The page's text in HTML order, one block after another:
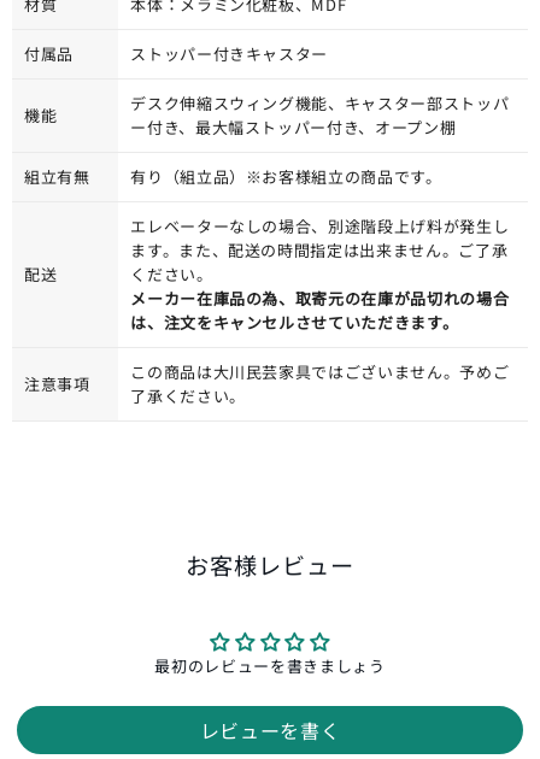
付属品 ストッパー付きキャスター
機能
デスク伸縮スウィング機能、キャスター部ストッパ
ー付き、最大幅ストッパー付き、オープン棚
組立有無 有り（組立品）※お客様組立の商品です。
配送
エレベーターなしの場合、別途階段上げ料が発生し
ます。また、配送の時間指定は出来ません。ご了承
ください。
メーカー在庫品の為、取寄元の在庫が品切れの場合
は、注文をキャンセルさせていただきます。
注意事項
この商品は大川民芸家具ではございません。予めご
了承ください。
お客様レビュー
最初のレビューを書きましょう
レビューを書く